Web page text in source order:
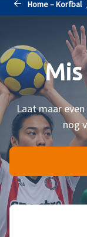
Home – Korfbal
Laat maar
nog